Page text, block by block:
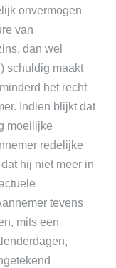
onvermogen
van
dan wel
schuldig maakt
het recht
Indien blijkt dat
moeilijke
redelijke
hij niet meer in
tevens
mits een